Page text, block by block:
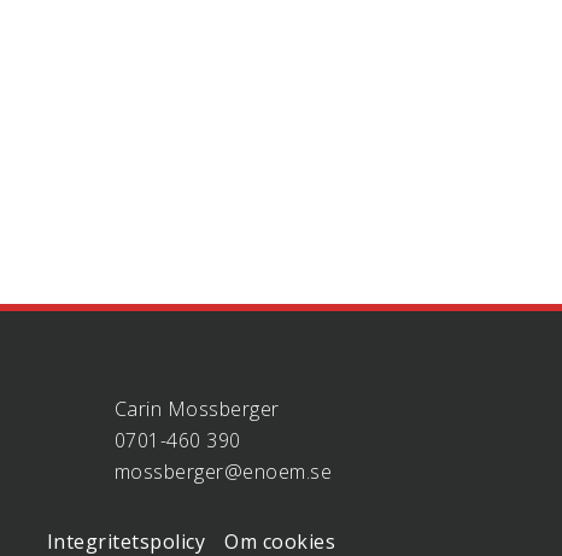
Carin Mossberger
0701-460 390
mossberger@enoem.se
Integritetspolicy Om cookies